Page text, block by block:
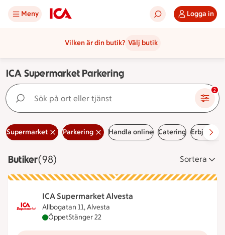
Meny Logga in
Vilken är din butik? Välj butik
ICA Supermarket Parkering
Sök på ort eller tjänst 2
Supermarket Parkering Handla online Catering
ButikerVisar 98 stycken
(98) Sortera
ICA Supermarket Alvesta
Allbogatan 11, Alvesta
ICA Supermarket Alvesta är öppen nu, stänger
ÖppetStänger 22